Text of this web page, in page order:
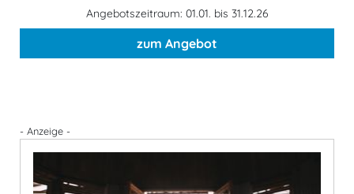
Angebotszeitraum: 01.01. bis 31.12.26
zum Angebot
- Anzeige -